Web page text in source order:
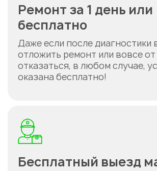
Ремонт за 1 день или
бесплатно
Даже если после диагностики
отложить ремонт или вовсе от
отказаться, в любом случае,
оказана бесплатно!
Бесплатный выезд